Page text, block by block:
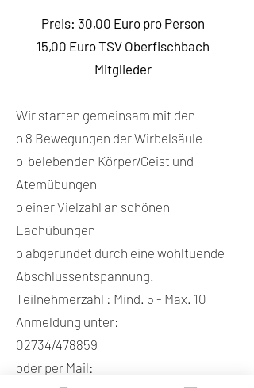
Preis: 30,00 Euro pro Person
15,00 Euro TSV Oberfischbach
Mitglieder
Wir starten gemeinsam mit den
o 8 Bewegungen der Wirbelsäule
o belebenden Körper/Geist und
Atemübungen
o einer Vielzahl an schönen
Lachübungen
o abgerundet durch eine wohltuende
Abschlussentspannung.
Teilnehmerzahl : Mind. 5 - Max. 10
Anmeldung unter:
02734/478859
oder per Mail: